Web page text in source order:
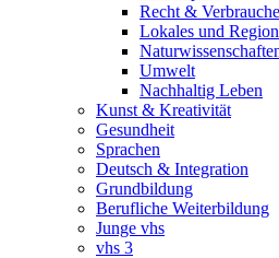
Recht &
Lokales und
Umwelt
Nachhaltig Leben
Kunst & Kreativität
Gesundheit
Sprachen
Deutsch & Integration
Grundbildung
Berufliche Weiterbildung
Junge vhs
vhs 3